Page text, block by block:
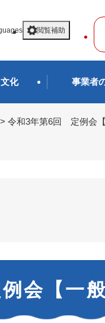
閲覧補助
化 事業者
> 令和3年第6回 定例会【
会【一般